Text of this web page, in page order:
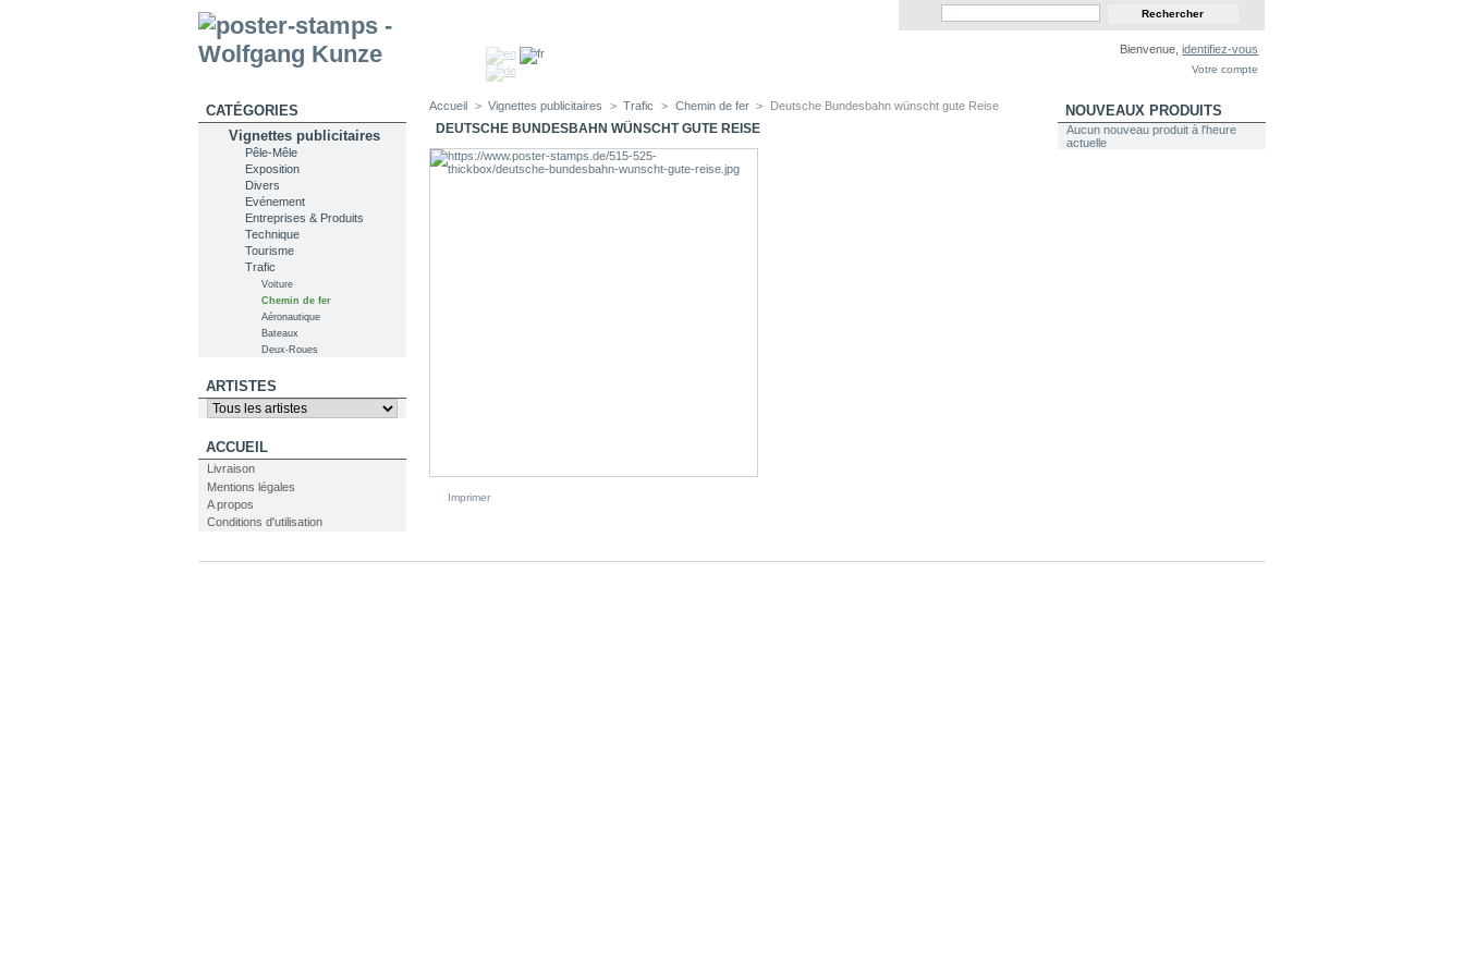
Bienvenue,identifiez-vous
Votre compte
CATÉGORIES
Vignettes publicitaires
Pêle-Mêle
Exposition
Divers
Evénement
Entreprises & Produits
Technique
Tourisme
Trafic
Voiture
Chemin de fer
Aéronautique
Bateaux
Deux-Roues
ARTISTES
ACCUEIL
Livraison
Mentions légales
A propos
Conditions d'utilisation
Accueil > Vignettes publicitaires > Trafic > Chemin de fer > Deutsche Bundesbahn wünscht gute Reise
DEUTSCHE BUNDESBAHN WÜNSCHT GUTE REISE
Imprimer
NOUVEAUX PRODUITS
Aucun nouveau produit à l'heure
actuelle